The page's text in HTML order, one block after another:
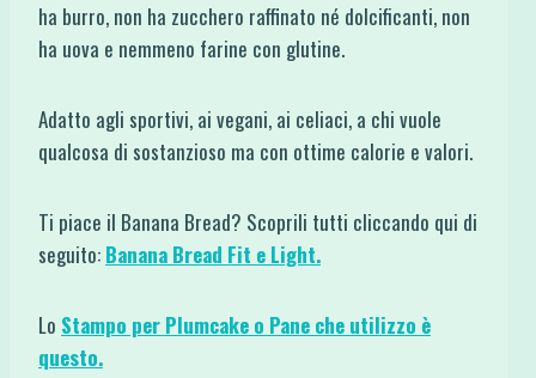
ha burro, non ha zucchero raffinato né dolcificanti, non
ha uova e nemmeno farine con glutine.
Adatto agli sportivi, ai vegani, ai celiaci, a chi vuole
qualcosa di sostanzioso ma con ottime calorie e valori.
Ti piace il Banana Bread? Scoprili tutti cliccando qui di
seguito: Banana Bread Fit e Light.
Lo Stampo per Plumcake o Pane che utilizzo è
questo.